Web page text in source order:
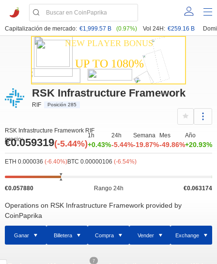
Capitalización de mercado: €1,999.57 B (0.97%) Vol 24H: €259.16 B
RSK Infrastructure Framework
RIF Posición 285
RSK Infrastructure Framework RIF
precio:
€0.059319(-5.44%)
1h
+0.43%
24h
-5.44%
Semana
-19.87%
Mes
-49.86%
Año
+20.93%
ETH 0.000036 (-6.40%)BTC 0.00000106 (-6.54%)
€0.057880 Rango 24h €0.063174
Operations on RSK Infrastructure Framework provided by
CoinPaprika
Ganar Billetera Compra Vender Exchange
7